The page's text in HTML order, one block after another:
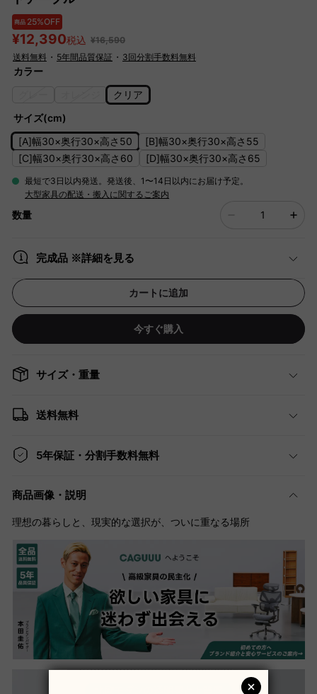
商品 25%OFF
¥12,390税込 ¥16,590
送料無料 ・ 5年間品質保証 ・ 3回分割手数料無料
カラー
クリア
サイズ(cm)
[A]幅30×奥行30×高さ50
[B]幅30×奥行30×高さ55
[C]幅30×奥行30×高さ60
[D]幅30×奥行30×高さ65
最短で3日以内発送。発送後、1〜14日以内にお届け予定。
大型家具の配送・搬入に関するご案内
数量
完成品 ※詳細を見る
カートに追加
今すぐ購入
サイズ・重量
送料無料
5年保証・分割手数料無料
商品画像・説明
理想の暮らしと、現実的な選択が、ついに重なる場所